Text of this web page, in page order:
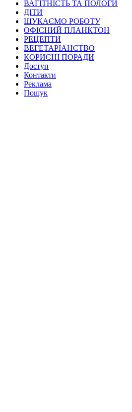
ВАГІТНІСТЬ ТА ПОЛОГИ
ДІТИ
ШУКАЄМО РОБОТУ
ОФІСНИЙ ПЛАНКТОН
РЕЦЕПТИ
ВЕГЕТАРІАНСТВО
КОРИСНІ ПОРАДИ
Доступ
Контакти
Реклама
Пошук